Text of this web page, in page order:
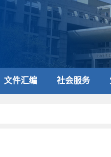
文件汇编 社会服务